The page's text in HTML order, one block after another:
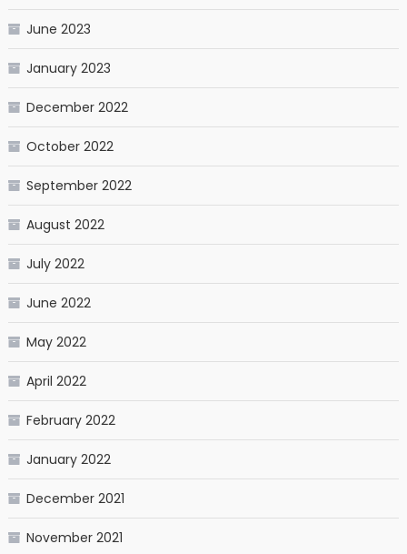
June 2023
January 2023
December 2022
October 2022
September 2022
August 2022
July 2022
June 2022
May 2022
April 2022
February 2022
January 2022
December 2021
November 2021